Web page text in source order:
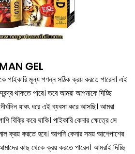
MAN GEL
পাইকারি মূল্য পণন্ন সঠিক ক্রয় করতে পারেন। এই
থাকতে পারে। তবে আমরা আপনাকে দিচ্ছি
যাবৎ ধরে এই ব্যবসা করে আসছি। আমরা
বিক্রি করে থাকি। পাইকারি কেনার ক্ষেত্রে সে
ক্রয় করতে হবে। আপনি কেনার সময় আশেপাশের
কাছ থেকে ক্রয় করতে পারেন। আমরাই দিচ্ছি